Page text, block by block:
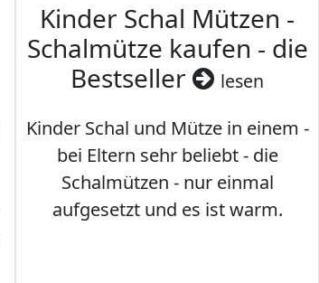
Kinder Schal Mützen -
Schalmütze kaufen - die
Bestseller
lesen
Kinder Schal und Mütze in einem -
bei Eltern sehr beliebt - die
Schalmützen - nur einmal
aufgesetzt und es ist warm.